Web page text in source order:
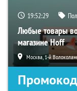
19:52:27
Любые товары во
магазине Hoff
Москва, 1-й
Промокод